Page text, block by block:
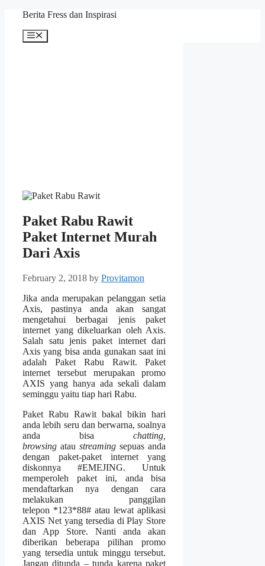
content
Berita Fress dan Inspirasi
Menu
Paket Rabu Rawit
Paket Internet Murah
Dari Axis
February 2, 2018 by Provitamon
Jika anda merupakan pelanggan setia
Axis, pastinya anda akan sangat
mengetahui berbagai jenis paket
internet yang dikeluarkan oleh Axis.
Salah satu jenis paket internet dari
Axis yang bisa anda gunakan saat ini
adalah Paket Rabu Rawit. Paket
internet tersebut merupakan promo
AXIS yang hanya ada sekali dalam
seminggu yaitu tiap hari Rabu.
Paket Rabu Rawit bakal bikin hari
anda lebih seru dan berwarna, soalnya
anda bisachatting,
browsingataustreaming sepuas anda
dengan paket-paket internet yang
diskonnya #EMEJING. Untuk
memperoleh paket ini, anda bisa
mendaftarkan nya dengan cara
melakukan panggilan
telepon *123*88# atau lewat aplikasi
AXIS Net yang tersedia di Play Store
dan App Store. Nanti anda akan
diberikan beberapa pilihan promo
yang tersedia untuk minggu tersebut.
Jangan ditunda – tunda karena paket